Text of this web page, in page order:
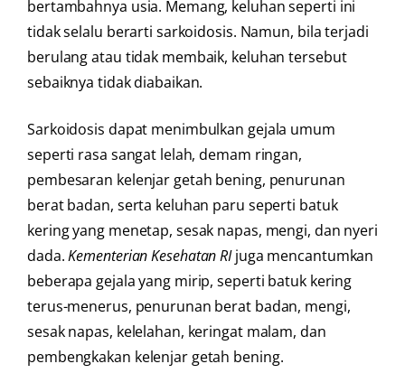
bertambahnya usia. Memang, keluhan seperti ini
tidak selalu berarti sarkoidosis. Namun, bila terjadi
berulang atau tidak membaik, keluhan tersebut
sebaiknya tidak diabaikan.
Sarkoidosis dapat menimbulkan gejala umum
seperti rasa sangat lelah, demam ringan,
pembesaran kelenjar getah bening, penurunan
berat badan, serta keluhan paru seperti batuk
kering yang menetap, sesak napas, mengi, dan nyeri
dada.Kementerian Kesehatan RIjuga mencantumkan
beberapa gejala yang mirip, seperti batuk kering
terus-menerus, penurunan berat badan, mengi,
sesak napas, kelelahan, keringat malam, dan
pembengkakan kelenjar getah bening.